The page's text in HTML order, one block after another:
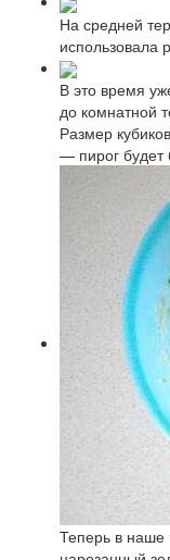
На средней
использовала
В это время
до комнатной
Размер
— пирог
Теперь в наше